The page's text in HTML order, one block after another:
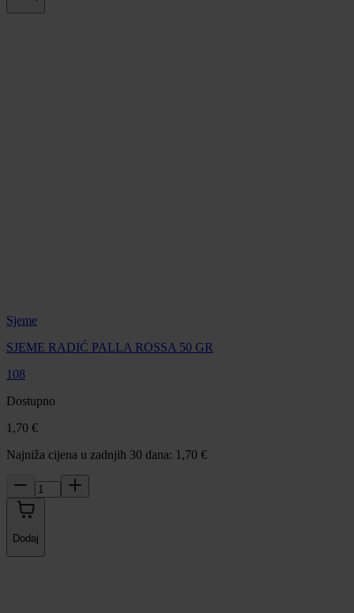
Sjeme
SJEME RADIĆ PALLA ROSSA 50 GR
108
Dostupno
1,70 €
Najniža cijena u zadnjih 30 dana: 1,70 €
Dodaj